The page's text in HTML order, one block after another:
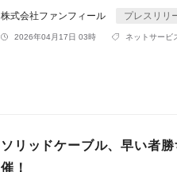
株式会社ファンフィール プレスリリ
2026年04月17日 03時 ネットサービ
ソリッドケーブル、早い者
催！